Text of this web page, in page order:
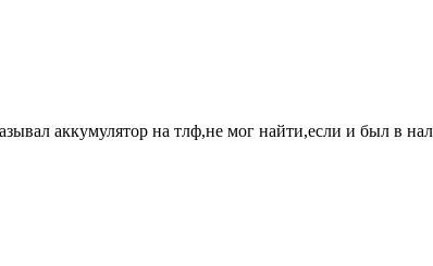
аккумулятор на тлф,не мог найти,если и был в